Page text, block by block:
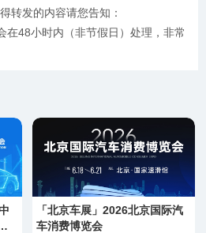
转发的内容请您告知：
在48小时内（非节假日）处理，非常
「北京车展」2026北京国际汽
车消费博览会